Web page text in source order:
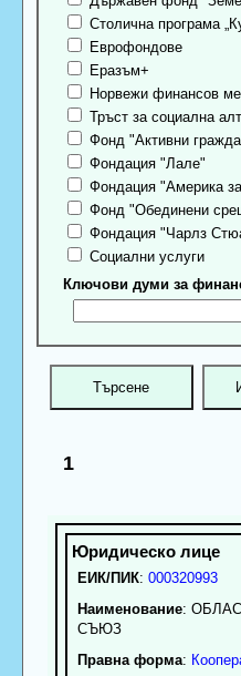
Столична програма
Еврофондове
Еразъм+
Норвежи финансов
Тръст за социална
Фонд "Активни
Фондация "Лале"
Фондация "Америка
Фонд "Обединени
Фондация "Чарлз
Социални услуги
Ключови думи за
1
ЕИК/ПИК: 000320993
Наименование:
СЪЮЗ
Правна форма: